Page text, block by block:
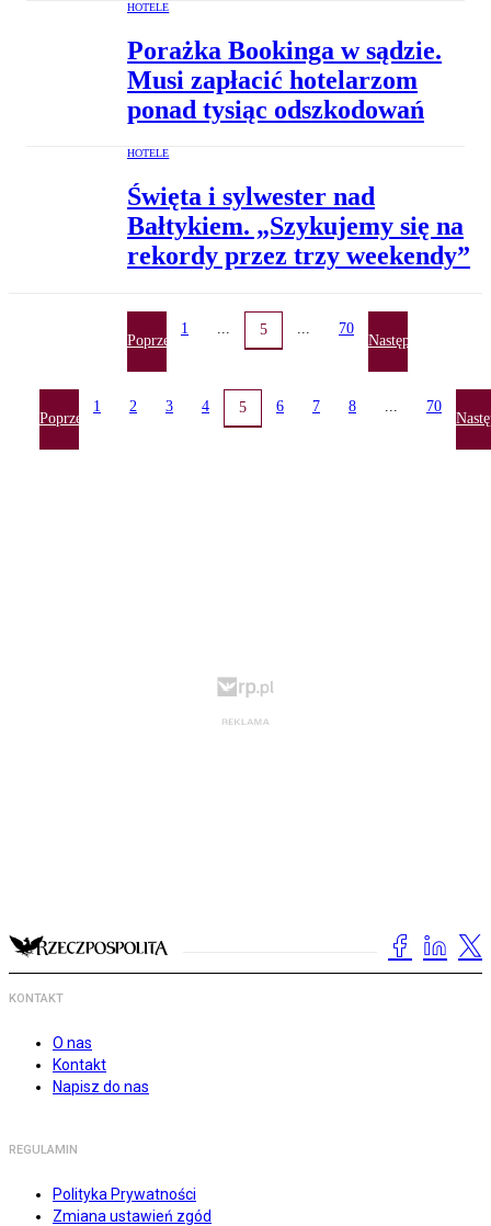
HOTELE
Porażka Bookinga w sądzie.
Musi zapłacić hotelarzom
ponad tysiąc odszkodowań
HOTELE
Święta i sylwester nad
Bałtykiem. „Szykujemy się na
rekordy przez trzy weekendy”
Poprzednia
1 5 70
Następna
Poprzednia
1 2 3 4 5 6 7 8 70
KONTAKT
O nas
Kontakt
Napisz do nas
REGULAMIN
Polityka Prywatności
Zmiana ustawień zgód